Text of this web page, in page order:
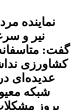
نماینده
نیر و
گفت:
کشاورزی
عدیده‌ای
شبکه
بروز